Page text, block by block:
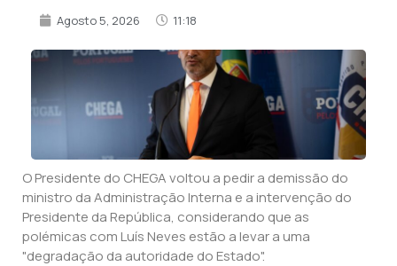
Agosto 5, 2026 11:18
O Presidente do CHEGA voltou a pedir a demissão do
ministro da Administração Interna e a intervenção do
Presidente da República, considerando que as
polémicas com Luís Neves estão a levar a uma
"degradação da autoridade do Estado".